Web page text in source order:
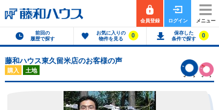
会員登録 ログイン メニュー
前回の
履歴で探す
お気に入りの
物件を見る
0
保存した
条件で探す
0
藤和ハウス東久留米店のお客様の声
購入 土地